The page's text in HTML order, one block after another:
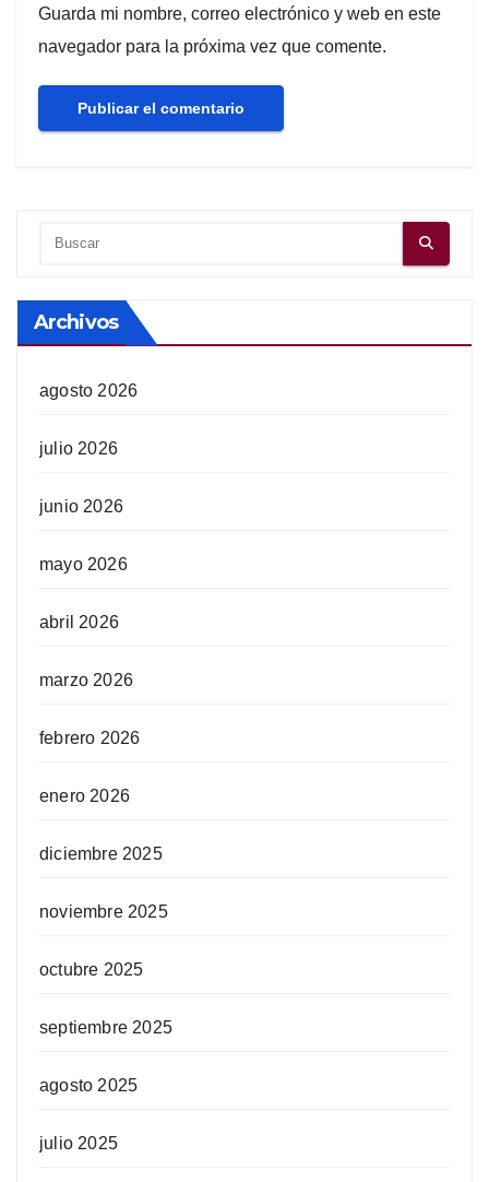
Guarda mi nombre, correo electrónico y web en este
navegador para la próxima vez que comente.
Archivos
agosto 2026
julio 2026
junio 2026
mayo 2026
abril 2026
marzo 2026
febrero 2026
enero 2026
diciembre 2025
noviembre 2025
octubre 2025
septiembre 2025
agosto 2025
julio 2025